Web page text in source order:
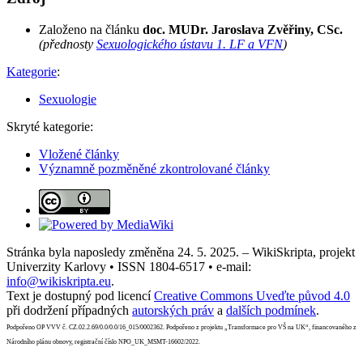
Založeno na článku doc. MUDr. Jaroslava Zvěřiny, CSc.
(přednosty Sexuologického ústavu 1. LF a VFN)
Kategorie:
Sexuologie
Skryté kategorie:
Vložené články
Významně pozměněné zkontrolované články
Stránka byla naposledy změněna 24. 5. 2025. – WikiSkripta, projekt
Univerzity Karlovy • ISSN 1804-6517 • e-mail:
info@wikiskripta.eu.
Text je dostupný pod licencíCreative Commons Uveďte původ 4.0
při dodržení případných autorských práv a dalších podmínek.
Podpořeno OP VVV č. CZ.02.2.69/0.0/0.0/16_015/0002362. Podpořeno z projektu „Transformace pro VŠ na UK“, financovaného z
Národního plánu obnovy, registrační číslo NPO_UK_MSMT-16602/2022.